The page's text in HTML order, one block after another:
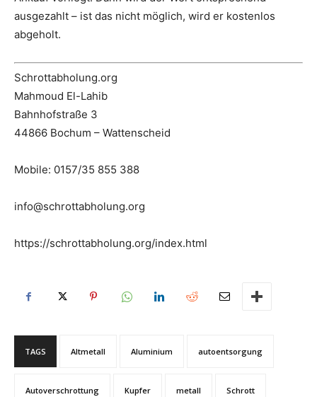
ausgezahlt – ist das nicht möglich, wird er kostenlos
abgeholt.
Schrottabholung.org
Mahmoud El-Lahib
Bahnhofstraße 3
44866 Bochum – Wattenscheid
Mobile: 0157/35 855 388
info@schrottabholung.org
https://schrottabholung.org/index.html
TAGS Altmetall Aluminium autoentsorgung
Autoverschrottung Kupfer metall Schrott